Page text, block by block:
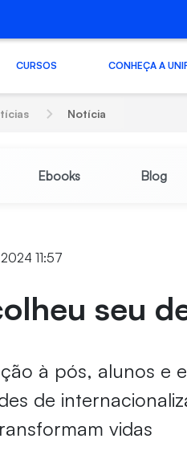
CURSOS CONHEÇA A
Notícia
Ebooks Blog
11:57
seu
à pós, alunos e
de
vidas